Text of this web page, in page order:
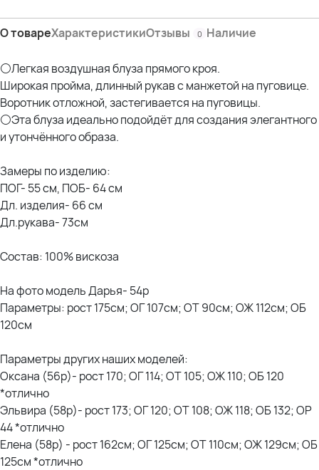
О товареХарактеристикиОтзывы 0 Наличие
⚪Легкая воздушная блуза прямого кроя.
Широкая пройма, длинный рукав с манжетой на пуговице.
Воротник отложной, застегивается на пуговицы.
⚪Эта блуза идеально подойдёт для создания элегантного
и утончённого образа.
Замеры по изделию:
ПОГ- 55 см, ПОБ- 64 см
Дл. изделия- 66 см
Дл.рукава- 73см
Состав: 100% вискоза
На фото модель Дарья- 54р
Параметры: рост 175см; ОГ 107см; ОТ 90см; ОЖ 112см; ОБ
120см
Параметры других наших моделей:
Оксана (56р)- рост 170; ОГ 114; ОТ 105; ОЖ 110; ОБ 120
*отлично
Эльвира (58р)- рост 173; ОГ 120; ОТ 108; ОЖ 118; ОБ 132; ОР
44 *отлично
Елена (58р) - рост 162см; ОГ 125см; ОТ 110см; ОЖ 129см; ОБ
125см *отлично